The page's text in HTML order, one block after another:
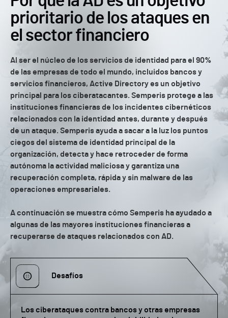
prioritario de los ataques en
el sector financiero
Al ser el núcleo de los servicios de identidad para el 90%
de las empresas de todo el mundo, incluidos bancos y
servicios financieros, Active Directory es un objetivo
principal para los ciberatacantes. Semperis protege a las
instituciones financieras de los incidentes cibernéticos
relacionados con la identidad antes, durante y después
de un ataque. Semperis ayuda a sacar a la luz los puntos
ciegos del sistema de identidad principal de la
organización, detecta y hace retroceder de forma
autónoma la actividad maliciosa y garantiza una
recuperación completa, rápida y sin malware de las
operaciones empresariales.
A continuación se muestra cómo Semperis ha ayudado a
algunas de las mayores instituciones financieras a
recuperarse de ataques relacionados con AD.
Desafíos
Los ciberataques contra bancos y otras empresas